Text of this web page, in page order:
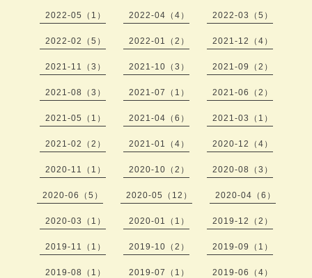
2022-05（1） 2022-04（4） 2022-03（5）
2022-02（5） 2022-01（2） 2021-12（4）
2021-11（3） 2021-10（3） 2021-09（2）
2021-08（3） 2021-07（1） 2021-06（2）
2021-05（1） 2021-04（6） 2021-03（1）
2021-02（2） 2021-01（4） 2020-12（4）
2020-11（1） 2020-10（2） 2020-08（3）
2020-06（5） 2020-05（12） 2020-04（6）
2020-03（1） 2020-01（1） 2019-12（2）
2019-11（1） 2019-10（2） 2019-09（1）
2019-08（1） 2019-07（1） 2019-06（4）